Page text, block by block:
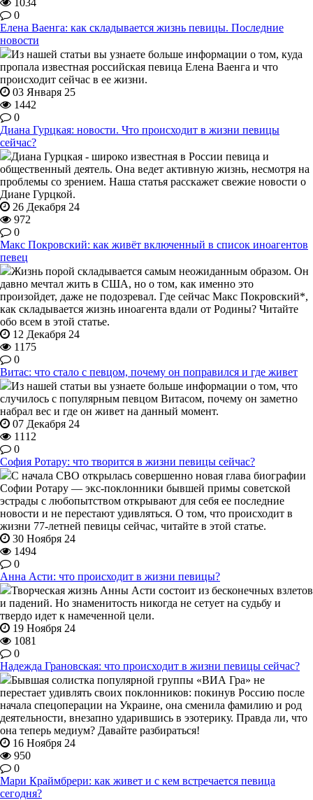
1034
0
Елена Ваенга: как складывается жизнь певицы. Последние
новости
Из нашей статьи вы узнаете больше информации о том, куда
пропала известная российская певица Елена Ваенга и что
происходит сейчас в ее жизни.
03 Января 25
1442
0
Диана Гурцкая: новости. Что происходит в жизни певицы
сейчас?
Диана Гурцкая - широко известная в России певица и
общественный деятель. Она ведет активную жизнь, несмотря на
проблемы со зрением. Наша статья расскажет свежие новости о
Диане Гурцкой.
26 Декабря 24
972
0
Макс Покровский: как живёт включенный в список иноагентов
певец
Жизнь порой складывается самым неожиданным образом. Он
давно мечтал жить в США, но о том, как именно это
произойдет, даже не подозревал. Где сейчас Макс Покровский*,
как складывается жизнь иноагента вдали от Родины? Читайте
обо всем в этой статье.
12 Декабря 24
1175
0
Витас: что стало с певцом, почему он поправился и где живет
Из нашей статьи вы узнаете больше информации о том, что
случилось с популярным певцом Витасом, почему он заметно
набрал вес и где он живет на данный момент.
07 Декабря 24
1112
0
София Ротару: что творится в жизни певицы сейчас?
С начала СВО открылась совершенно новая глава биографии
Софии Ротару — экс-поклонники бывшей примы советской
эстрады с любопытством открывают для себя ее последние
новости и не перестают удивляться. О том, что происходит в
жизни 77-летней певицы сейчас, читайте в этой статье.
30 Ноября 24
1494
0
Анна Асти: что происходит в жизни певицы?
Творческая жизнь Анны Асти состоит из бесконечных взлетов
и падений. Но знаменитость никогда не сетует на судьбу и
твердо идет к намеченной цели.
19 Ноября 24
1081
0
Надежда Грановская: что происходит в жизни певицы сейчас?
Бывшая солистка популярной группы «ВИА Гра» не
перестает удивлять своих поклонников: покинув Россию после
начала спецоперации на Украине, она сменила фамилию и род
деятельности, внезапно ударившись в эзотерику. Правда ли, что
она теперь медиум? Давайте разбираться!
16 Ноября 24
950
0
Мари Краймбрери: как живет и с кем встречается певица
сегодня?